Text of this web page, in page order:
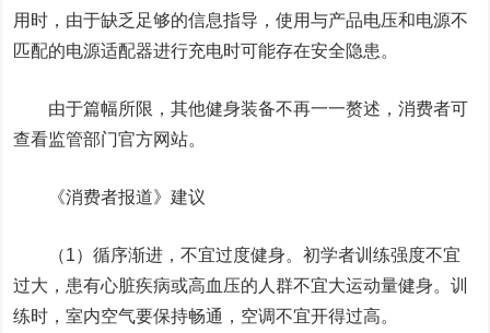
用时，由于缺乏足够的信息指导，使用与产品电压和电源不
匹配的电源适配器进行充电时可能存在安全隐患。
由于篇幅所限，其他健身装备不再一一赘述，消费者可
查看监管部门官方网站。
《消费者报道》建议
（1）循序渐进，不宜过度健身。初学者训练强度不宜
过大，患有心脏疾病或高血压的人群不宜大运动量健身。训
练时，室内空气要保持畅通，空调不宜开得过高。